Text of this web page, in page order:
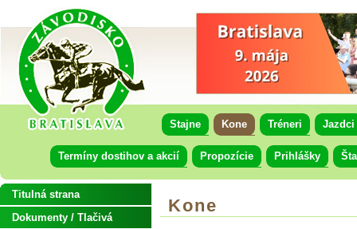
Stajne Kone Tréneri Jazdci
Termíny dostihov a akcií Propozície Prihlášky
Kone
Titulná strana
Dokumenty / Tlačivá